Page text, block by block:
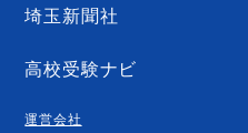
埼玉新聞社
高校受験ナビ
運営会社